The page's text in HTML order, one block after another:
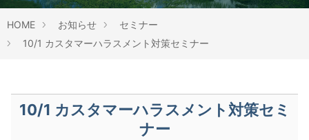
HOME お知らせ
セミナー
10/1 カスタマーハラスメント対策セミナー
10/1 カスタマーハラスメント対策セミ
ナー